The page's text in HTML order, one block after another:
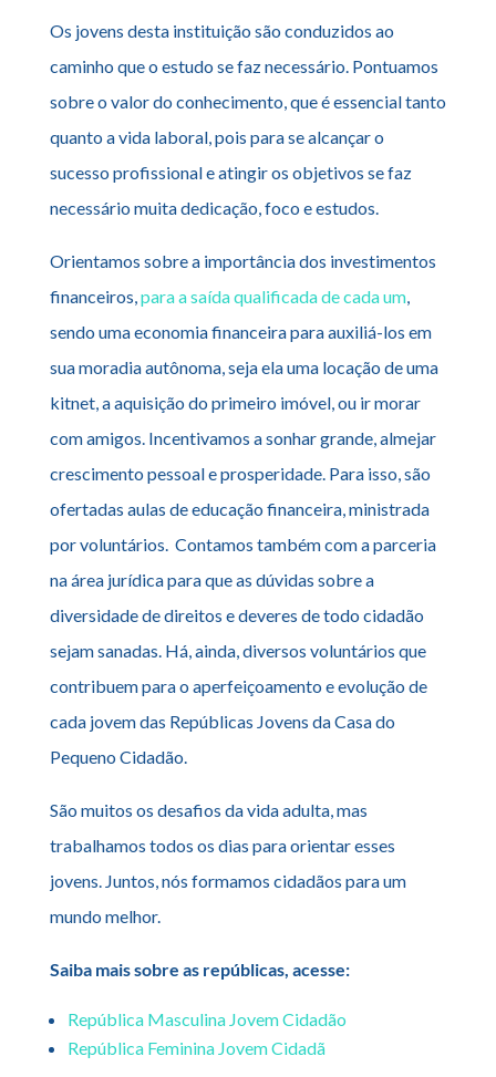
Os jovens desta instituição são conduzidos ao
caminho que o estudo se faz necessário. Pontuamos
sobre o valor do conhecimento, que é essencial tanto
quanto a vida laboral, pois para se alcançar o
sucesso profissional e atingir os objetivos se faz
necessário muita dedicação, foco e estudos.
Orientamos sobre a importância dos investimentos
financeiros, para a saída qualificada de cada um,
sendo uma economia financeira para auxiliá-los em
sua moradia autônoma, seja ela uma locação de uma
kitnet, a aquisição do primeiro imóvel, ou ir morar
com amigos. Incentivamos a sonhar grande, almejar
crescimento pessoal e prosperidade. Para isso, são
ofertadas aulas de educação financeira, ministrada
por voluntários. Contamos também com a parceria
na área jurídica para que as dúvidas sobre a
diversidade de direitos e deveres de todo cidadão
sejam sanadas. Há, ainda, diversos voluntários que
contribuem para o aperfeiçoamento e evolução de
cada jovem das Repúblicas Jovens da Casa do
Pequeno Cidadão.
São muitos os desafios da vida adulta, mas
trabalhamos todos os dias para orientar esses
jovens. Juntos, nós formamos cidadãos para um
mundo melhor.
Saiba mais sobre as repúblicas, acesse:
República Masculina Jovem Cidadão
República Feminina Jovem Cidadã